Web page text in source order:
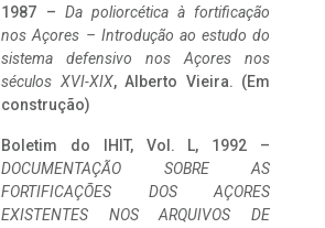
1987 – Da poliorcética à fortificação
nos Açores – Introdução ao estudo do
sistema defensivo nos Açores nos
séculos XVI-XIX, Alberto Vieira. (Em
construção)
Boletim do IHIT, Vol. L, 1992 –
DOCUMENTAÇÃO SOBRE AS
FORTIFICAÇÕES DOS AÇORES
EXISTENTES NOS ARQUIVOS DE